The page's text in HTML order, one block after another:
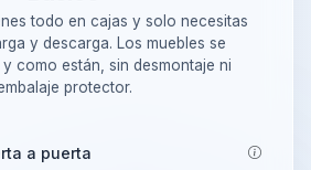
todo en cajas y solo necesitas
y descarga. Los muebles se
como están, sin desmontaje ni
protector.
a puerta